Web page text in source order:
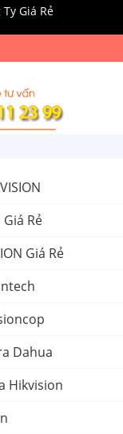
Giá Rẻ
Rẻ
Giá Rẻ
Dahua
Hikvision